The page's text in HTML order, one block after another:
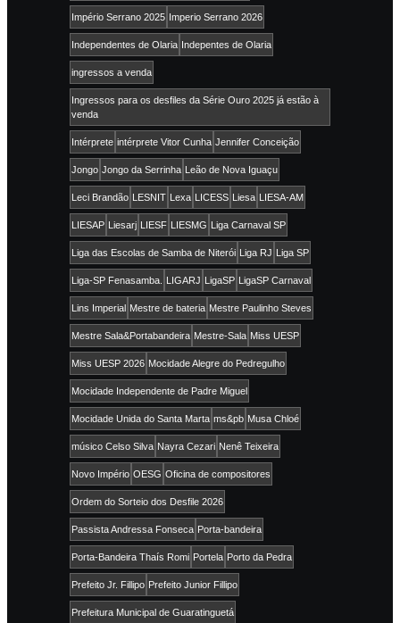
Império Serrano 2025 Imperio Serrano 2026
Independentes de Olaria Indepentes de Olaria
ingressos a venda
Ingressos para os desfiles da Série Ouro 2025 já estão à
venda
Intérprete intérprete Vitor Cunha Jennifer Conceição
Jongo Jongo da Serrinha Leão de Nova Iguaçu
Leci Brandão LESNIT Lexa LICESS Liesa LIESA-AM
LIESAP Liesarj LIESF LIESMG Liga Carnaval SP
Liga das Escolas de Samba de Niterói Liga RJ Liga SP
Liga-SP Fenasamba. LIGARJ LigaSP LigaSP Carnaval
Lins Imperial Mestre de bateria Mestre Paulinho Steves
Mestre Sala&Portabandeira Mestre-Sala Miss UESP
Miss UESP 2026 Mocidade Alegre do Pedregulho
Mocidade Independente de Padre Miguel
Mocidade Unida do Santa Marta ms&pb Musa Chloé
músico Celso Silva Nayra Cezari Nenê Teixeira
Novo Império OESG Oficina de compositores
Ordem do Sorteio dos Desfile 2026
Passista Andressa Fonseca Porta-bandeira
Porta-Bandeira Thaís Romi Portela Porto da Pedra
Prefeito Jr. Fillipo Prefeito Junior Fillipo
Prefeitura Municipal de Guaratinguetá